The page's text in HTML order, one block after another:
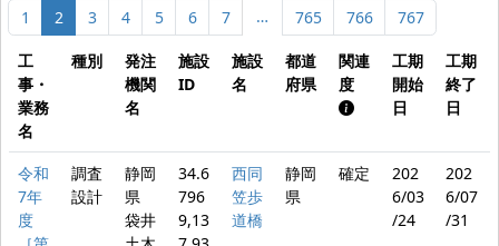
1 2 3 4 5 6 7 … 765 766 767
工
事・
業務
名
種別
発注
機関
名
施設
ID
施設
名
都道
府県
関連
度
工期
開始
日
工期
終了
日
令和
7年
度
調査
設計
静岡
県
袋井
34.6
796
9,13
西同
笠歩
道橋
静岡
県
確定
202
6/03
/24
202
6/07
/31